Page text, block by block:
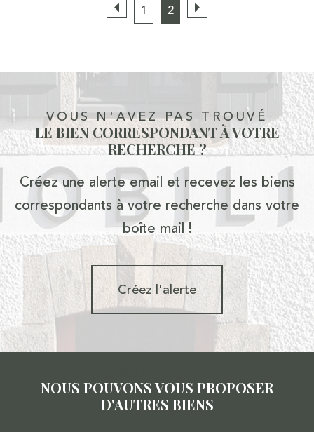
1 2
VOUS N'AVEZ PAS TROUVÉ
LE BIEN CORRESPONDANT À VOTRE
RECHERCHE ?
Créez une alerte email et recevez les biens
correspondants à votre recherche dans votre
boîte mail !
Créez l'alerte
NOUS POUVONS VOUS PROPOSER
D'AUTRES BIENS